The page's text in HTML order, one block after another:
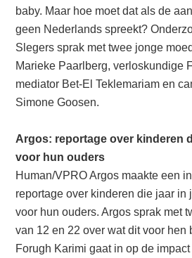
baby. Maar hoe moet dat als de
geen Nederlands spreekt?
Slegers sprak met twee jonge
Marieke Paarlberg, verloskundige
mediator Bet-El Teklemariam en
Simone Goosen.
Argos: reportage over kinderen
voor hun ouders
Human/VPRO Argos maakte een
reportage over kinderen die jaar in
voor hun ouders. Argos sprak met
van 12 en 22 over wat dit voor hen
Forugh Karimi gaat in op de